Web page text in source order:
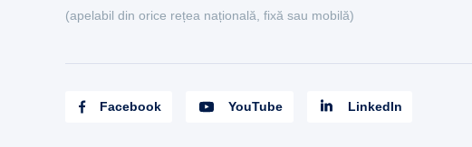
(apelabil din orice rețea națională, fixă sau mobilă)
Facebook YouTube LinkedIn